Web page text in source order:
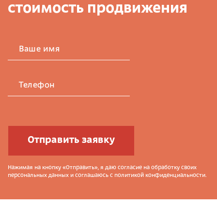
стоимость продвижения
Ваше имя
Телефон
Отправить заявку
Нажимая на кнопку «Отправить», я даю согласие на обработку своих
персональных данных и соглашаюсь с политикой конфиденциальности.